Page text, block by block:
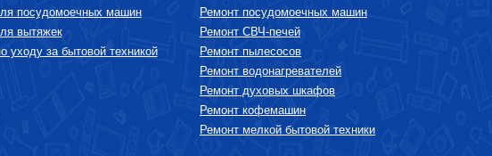
посудомоечных машин
вытяжек
уходу за бытовой техникой
Ремонт посудомоечных машин
Ремонт СВЧ-печей
Ремонт пылесосов
Ремонт водонагревателей
Ремонт духовых шкафов
Ремонт кофемашин
Ремонт мелкой бытовой техники